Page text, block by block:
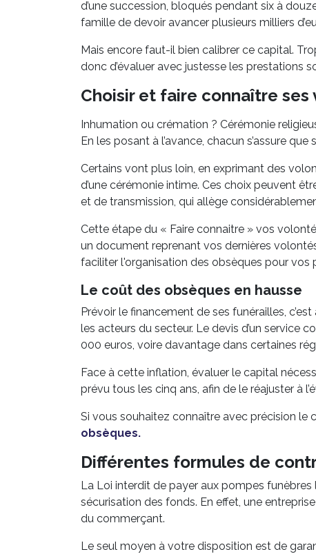
d’une succession, bloqués pendant six à
famille de devoir avancer plusieurs milliers
Mais encore faut-il bien calibrer ce capital.
donc d’évaluer avec justesse les prestations
Choisir et faire connaître
Inhumation ou crémation ? Cérémonie
En les posant à l’avance, chacun s’assure
Certains vont plus loin, en exprimant des
d’une cérémonie intime. Ces choix peuvent
et de transmission, qui allège
Cette étape du « Faire connaitre » vos
un document reprenant vos dernières
faciliter l'organisation des obsèques pour vos
Le coût des obsèques en hausse
Prévoir le financement de ses funérailles,
les acteurs du secteur. Le devis d’un service
000 euros, voire davantage dans certaines
Face à cette inflation, évaluer le capital
prévu tous les cinq ans, afin de le réajuster à
Si vous souhaitez connaître avec précision le
obsèques.
Différentes formules de
La Loi interdit de payer aux pompes
sécurisation des fonds. En effet, une
du commerçant.
Le seul moyen à votre disposition est de